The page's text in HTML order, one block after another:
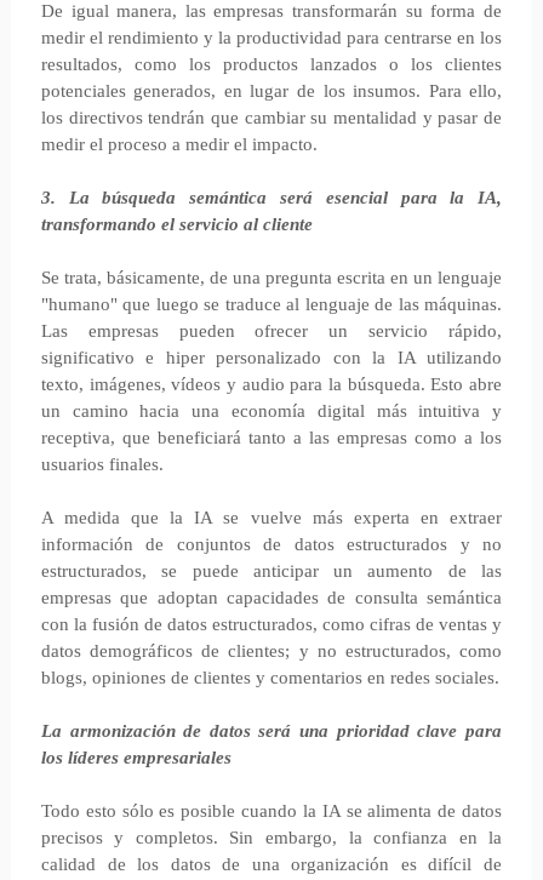
De igual manera, las empresas transformarán su forma de
medir el rendimiento y la productividad para centrarse en los
resultados, como los productos lanzados o los clientes
potenciales generados, en lugar de los insumos. Para ello,
los directivos tendrán que cambiar su mentalidad y pasar de
medir el proceso a medir el impacto.
3. La búsqueda semántica será esencial para la IA,
transformando el servicio al cliente
Se trata, básicamente, de una pregunta escrita en un lenguaje
"humano" que luego se traduce al lenguaje de las máquinas.
Las empresas pueden ofrecer un servicio rápido,
significativo e hiper personalizado con la IA utilizando
texto, imágenes, vídeos y audio para la búsqueda. Esto abre
un camino hacia una economía digital más intuitiva y
receptiva, que beneficiará tanto a las empresas como a los
usuarios finales.
A medida que la IA se vuelve más experta en extraer
información de conjuntos de datos estructurados y no
estructurados, se puede anticipar un aumento de las
empresas que adoptan capacidades de consulta semántica
con la fusión de datos estructurados, como cifras de ventas y
datos demográficos de clientes; y no estructurados, como
blogs, opiniones de clientes y comentarios en redes sociales.
La armonización de datos será una prioridad clave para
los líderes empresariales
Todo esto sólo es posible cuando la IA se alimenta de datos
precisos y completos. Sin embargo, la confianza en la
calidad de los datos de una organización es difícil de